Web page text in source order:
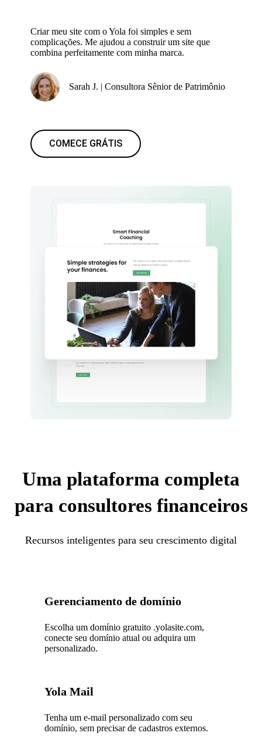
Criar meu site com o Yola foi simples e sem
complicações. Me ajudou a construir um site que
combina perfeitamente com minha marca.
Sarah J. | Consultora Sênior de Patrimônio
COMECE GRÁTIS
Uma plataforma completa
para consultores financeiros
Recursos inteligentes para seu crescimento digital
Gerenciamento de domínio
Escolha um domínio gratuito .yolasite.com,
conecte seu domínio atual ou adquira um
personalizado.
Yola Mail
Tenha um e-mail personalizado com seu
domínio, sem precisar de cadastros externos.